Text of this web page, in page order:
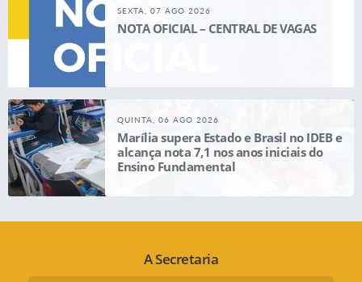
SEXTA, 07 AGO 2026
NOTA OFICIAL – CENTRAL DE VAGAS
QUINTA, 06 AGO 2026
Marília supera Estado e Brasil no IDEB e
alcança nota 7,1 nos anos iniciais do
Ensino Fundamental
A Secretaria